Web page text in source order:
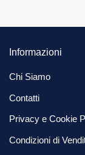
Informazioni
Chi Siamo
Contatti
Privacy e Cookie
Condizioni di